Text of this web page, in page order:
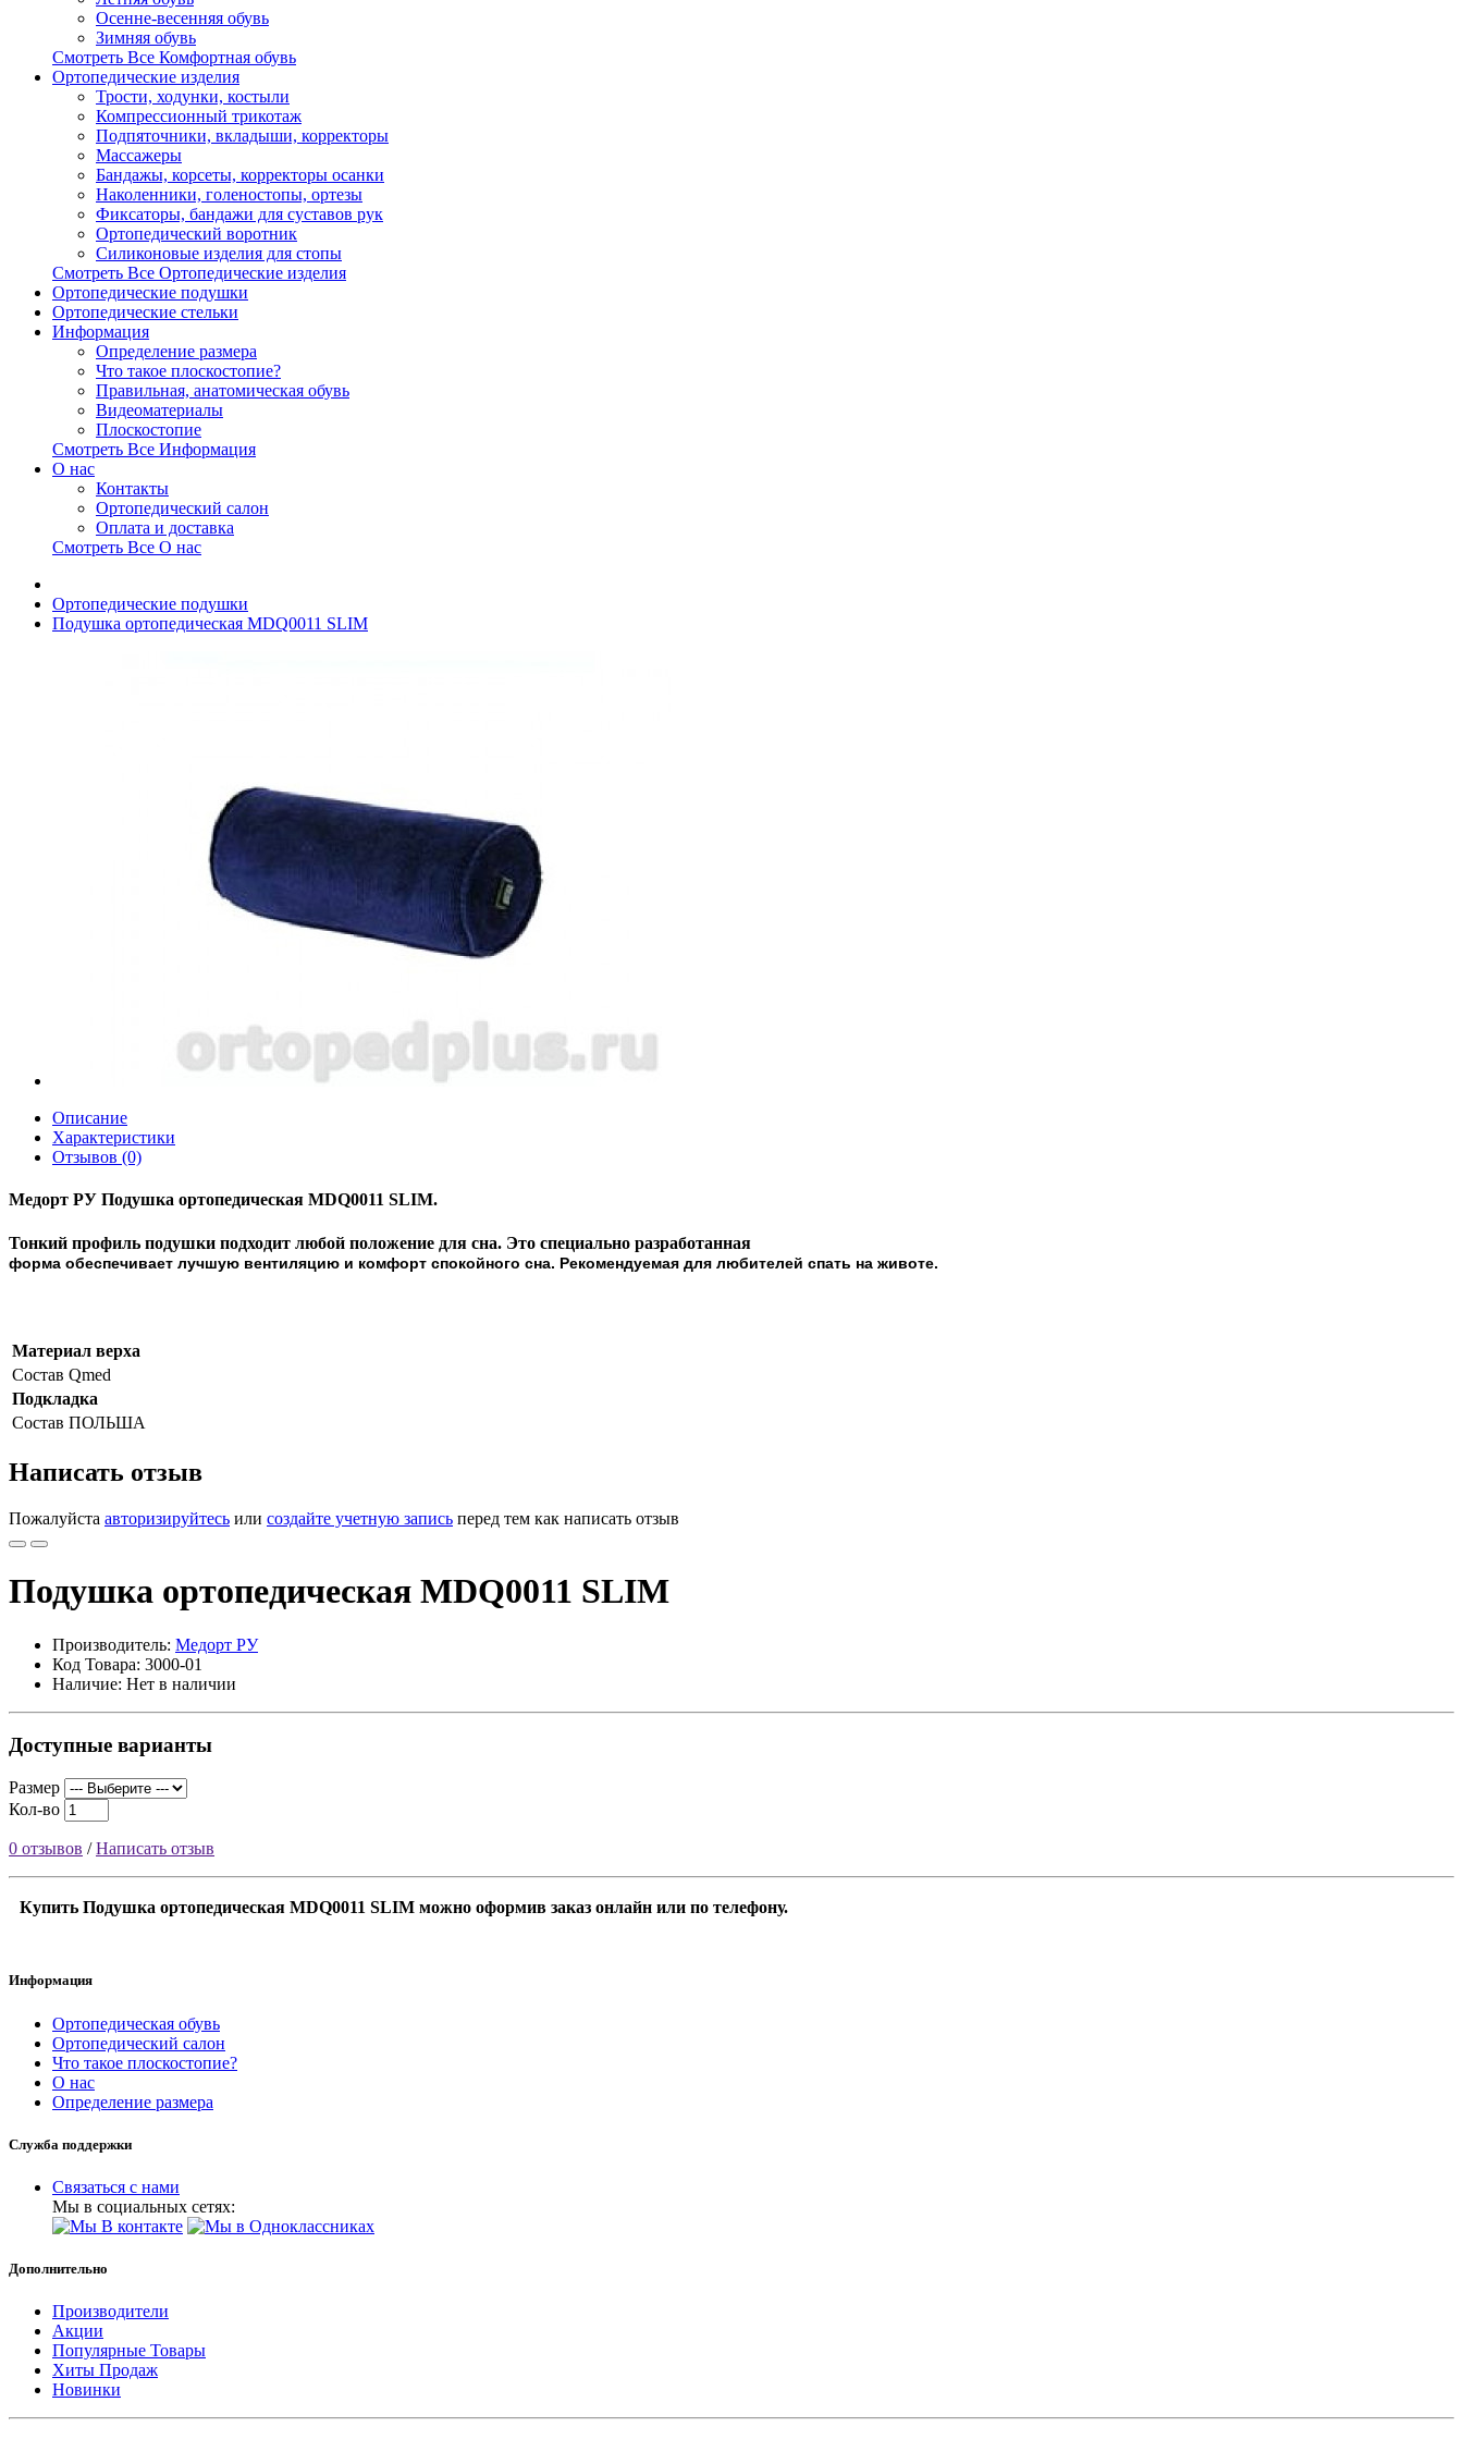
Осенне-весенняя обувь
Зимняя обувь
Смотреть Все Комфортная обувь
Ортопедические изделия
Трости, ходунки, костыли
Компрессионный трикотаж
Подпяточники, вкладыши, корректоры
Массажеры
Бандажы, корсеты, корректоры осанки
Наколенники, голеностопы, ортезы
Фиксаторы, бандажи для суставов рук
Ортопедический воротник
Силиконовые изделия для стопы
Смотреть Все Ортопедические изделия
Ортопедические подушки
Ортопедические стельки
Информация
Определение размера
Что такое плоскостопие?
Правильная, анатомическая обувь
Видеоматериалы
Плоскостопие
Смотреть Все Информация
О нас
Контакты
Ортопедический салон
Оплата и доставка
Смотреть Все О нас
Ортопедические подушки
Подушка ортопедическая MDQ0011 SLIM
Описание
Характеристики
Отзывов (0)
Медорт РУ Подушка ортопедическая MDQ0011 SLIM.
Тонкий профиль подушки подходит любой положение для сна. Это специально разработанная
форма обеспечивает лучшую вентиляцию и комфорт спокойного сна. Рекомендуемая для любителей спать на животе.
Материал верха
Состав Qmed
Подкладка
Состав ПОЛЬША
Написать отзыв
Пожалуйста авторизируйтесь или создайте учетную запись перед тем как написать отзыв
Подушка ортопедическая MDQ0011 SLIM
Производитель: Медорт РУ
Код Товара: 3000-01
Наличие: Нет в наличии
Доступные варианты
Размер
Кол-во
0 отзывов /Написать отзыв
Купить Подушка ортопедическая MDQ0011 SLIM можно оформив заказ онлайн или по телефону.
Информация
Ортопедическая обувь
Ортопедический салон
Что такое плоскостопие?
О нас
Определение размера
Служба поддержки
Связаться с нами
Мы в социальных сетях:
Дополнительно
Производители
Акции
Популярные Товары
Хиты Продаж
Новинки